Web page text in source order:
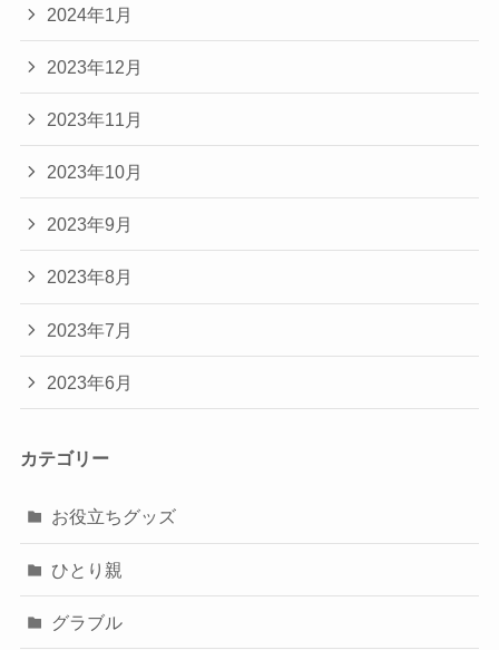
2024年1月
2023年12月
2023年11月
2023年10月
2023年9月
2023年8月
2023年7月
2023年6月
カテゴリー
お役立ちグッズ
ひとり親
グラブル